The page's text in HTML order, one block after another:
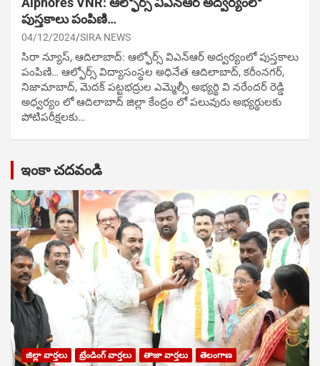
పుస్తకాలు పంపిణి…
04/12/2024 SIRA NEWS
సిరా న్యూస్, ఆదిలాబాద్: ఆల్ఫోర్స్ విఎన్ఆర్ అద్వర్యంలో పుస్తకాలు
పంపిణి… ఆల్ఫోర్స్ విద్యాసంస్థల అధినేత ఆదిలాబాద్, కరీంనగర్,
నిజామాబాద్, మెదక్ పట్టభద్రుల ఎమ్మెల్సీ అభ్యర్థి వి నరేందర్ రెడ్డి
అధ్వర్యం లో ఆదిలాబాద్ జిల్లా కేంద్రం లో పలువురు అభ్యర్థులకు
పోటిప‌రీక్ష‌ల‌కు…
ఇంకా చదవండి
జిల్లా వార్తలు ట్రేండింగ్ వార్తలు తాజా వార్తలు తెలంగాణ